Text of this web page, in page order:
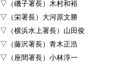
▽（磯子署長）木村和裕
▽（栄署長）大河原文勝
▽（横浜水上署長）山田俊
▽（藤沢署長）青木正浩
▽（座間署長）小林淳一